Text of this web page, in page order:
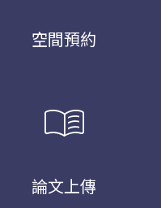
空間預約
menu_book
論文上傳